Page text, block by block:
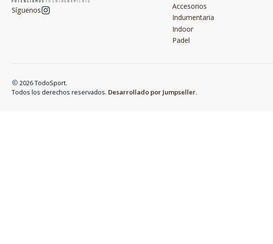
Síguenos
Accesorios
Indumentaria
Indoor
Padel
2026 TodoSport.
Todos los derechos reservados. Desarrollado por Jumpseller.